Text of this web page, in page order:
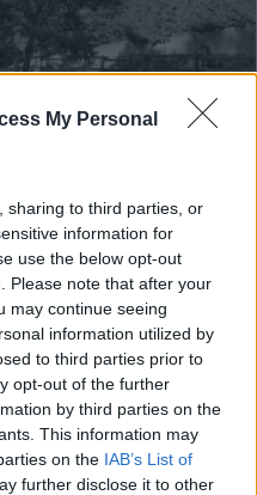
My Personal
sharing to third parties, or
information for
use the below opt-out
Please note that after your
may continue seeing
information utilized by
to third parties prior to
opt-out of the further
by third parties on the
This information may
on the IAB’s List of
further disclose it to other
1
circa 6 km dal borgo, il